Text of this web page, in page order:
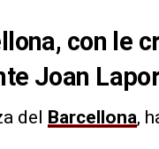
con le
Joan
del Barcellona,